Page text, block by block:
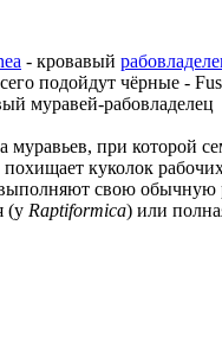
- кровавый
подойдут чёрные -
муравей-рабовладелец
при которой
похищает куколок
свою обычную
(у Raptiformica) или